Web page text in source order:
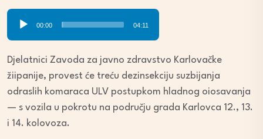
Audio
Player
00:00 04:11
Djelatnici Zavoda za javno zdravstvo Karlovačke
žiipanije, provest će treću dezinsekciju suzbijanja
odraslih komaraca ULV postupkom hladnog oiosavanja
— s vozila u pokrotu na području grada Karlovca 12., 13.
i 14. kolovoza.